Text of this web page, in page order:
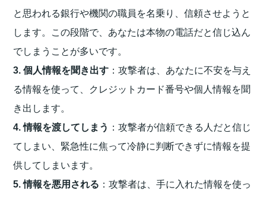
と思われる銀行や機関の職員を名乗り、信頼させようと
します。この段階で、あなたは本物の電話だと信じ込ん
でしまうことが多いです。
3. 個人情報を聞き出す ：攻撃者は、あなたに不安を与え
る情報を使って、クレジットカード番号や個人情報を聞
き出します。
4. 情報を渡してしまう ：攻撃者が信頼できる人だと信じ
てしまい、緊急性に焦って冷静に判断できずに情報を提
供してしまいます。
5. 情報を悪用される ：攻撃者は、手に入れた情報を使っ